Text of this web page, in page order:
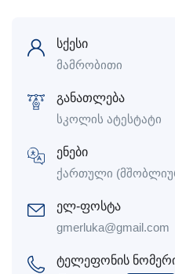
სქესი
მამრობითი
განათლება
სკოლის ატესტატი
ენები
ქართული
ელ-ფოსტა
gmerluka@gmail.com
ტელეფონის